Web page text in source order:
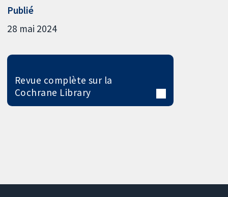
Publié
28 mai 2024
Revue complète sur la
Cochrane Library